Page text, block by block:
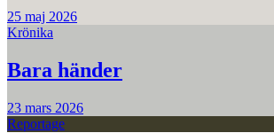
25 maj 2026
Krönika
Bara händer
23 mars 2026
Reportage